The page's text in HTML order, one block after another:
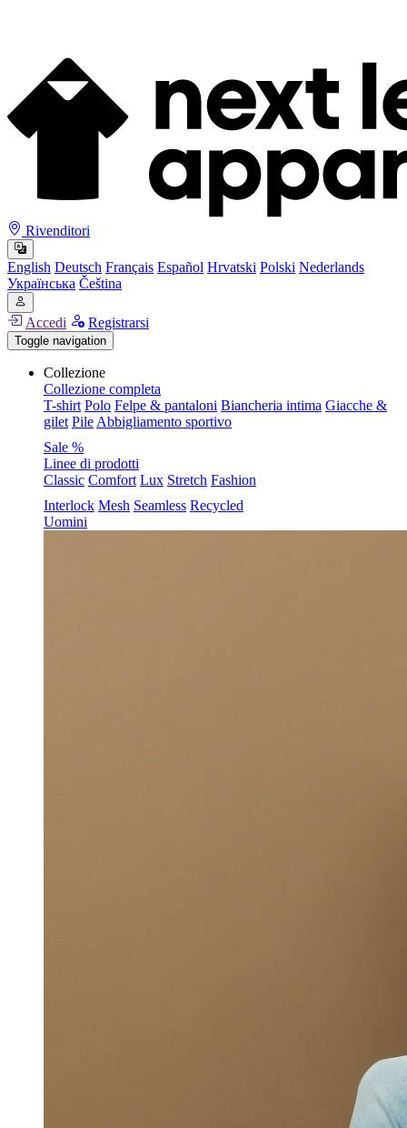
Rivenditori
English Deutsch Français Español Hrvatski Polski Nederlands
Українська Čeština
Accedi Registrarsi
Toggle navigation
Collezione
Collezione completa
T-shirt Polo Felpe & pantaloni Biancheria intima Giacche &
gilet Pile Abbigliamento sportivo
Sale %
Linee di prodotti
Classic Comfort Lux Stretch Fashion
Interlock Mesh Seamless Recycled
Uomini